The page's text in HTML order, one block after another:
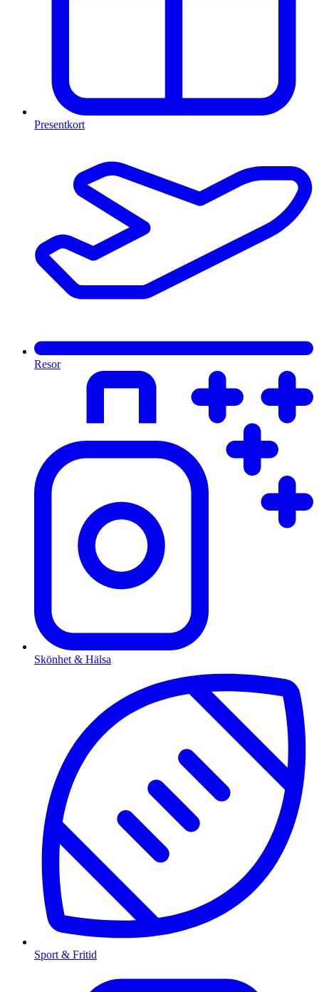
Presentkort
Resor
Skönhet & Hälsa
Sport & Fritid